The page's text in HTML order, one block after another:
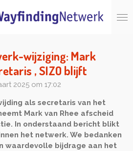
wijziging: Mark
, SIZO blijft
2025 om 17:02
als secretaris van het
Mark van Rhee afscheid
In onderstaand bericht blikt
het netwerk. We bedanken
waardevolle bijdrage aan het